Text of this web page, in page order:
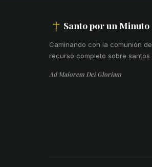
Santo por un Minuto
Caminando con la comunión
recurso completo sobre
Ad Maiorem Dei Gloriam